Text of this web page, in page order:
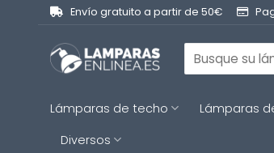
contenido
Envío gratuito a partir de 50€
Buscar
por:
Lámparas de techo Lámparas
Diversos